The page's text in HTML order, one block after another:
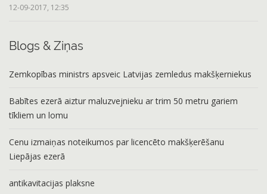
12-09-2017, 12:35
Blogs & Ziņas
Zemkopības ministrs apsveic Latvijas zemledus makšķerniekus
Babītes ezerā aiztur maluzvejnieku ar trim 50 metru gariem
tīkliem un lomu
Cenu izmaiņas noteikumos par licencēto makšķerēšanu
Liepājas ezerā
antikavitacijas plaksne